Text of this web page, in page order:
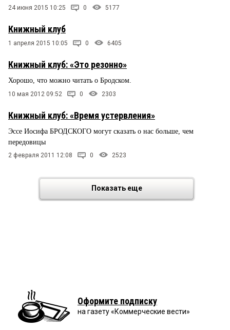
24 июня 2015 10:25 0 5177
Книжный клуб
1 апреля 2015 10:05 0 6405
Книжный клуб: «Это резонно»
Хорошо, что можно читать о Бродском.
10 мая 2012 09:52 0 2303
Книжный клуб: «Время устервления»
Эссе Иосифа БРОДСКОГО могут сказать о нас больше, чем
передовицы
2 февраля 2011 12:08 0 2523
Показать еще
Оформите подписку
на газету «Коммерческие вести»